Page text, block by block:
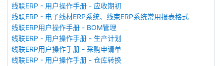
线联ERP - 用户操作手册 - 应收期初
线联ERP - 电子线材ERP系统、线束ERP系统常用报表格式
线联ERP用户操作手册 - BOM管理
线联ERP - 用户操作手册 - 生产计划
线联ERP用户操作手册 - 采购申请单
线联ERP - 用户操作手册 - 仓库转换